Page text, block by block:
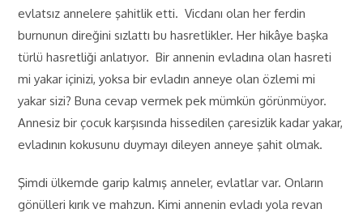
evlatsız annelere şahitlik etti. Vicdanı olan her ferdin
burnunun direğini sızlattı bu hasretlikler. Her hikâye başka
türlü hasretliği anlatıyor. Bir annenin evladına olan hasreti
mi yakar içinizi, yoksa bir evladın anneye olan özlemi mi
yakar sizi? Buna cevap vermek pek mümkün görünmüyor.
Annesiz bir çocuk karşısında hissedilen çaresizlik kadar yakar,
evladının kokusunu duymayı dileyen anneye şahit olmak.
Şimdi ülkemde garip kalmış anneler, evlatlar var. Onların
gönülleri kırık ve mahzun. Kimi annenin evladı yola revan